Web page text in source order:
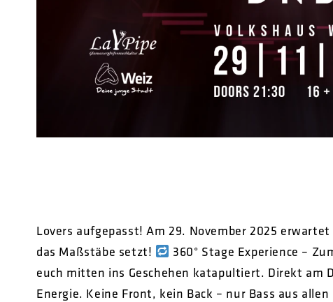
Lovers aufgepasst! Am 29. November 2025
das Maßstäbe setzt!
360° Stage Experience –
euch mitten ins Geschehen katapultiert. Direkt am
Energie. Keine Front, kein Back – nur Bass aus